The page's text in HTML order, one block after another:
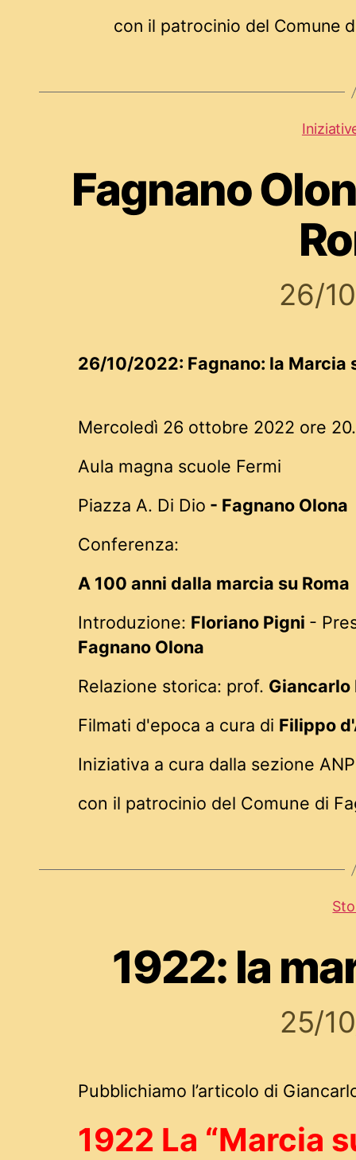
con il patrocinio del Comune
Fagnano
26/
26/10/2022: Fagnano: la Marcia
Mercoledì 26 ottobre 2022 ore
Aula magna scuole Fermi
Piazza A. Di Dio - Fagnano Olona
Conferenza:
A 100 anni dalla marcia su Roma
Introduzione: Floriano Pigni -
Fagnano Olona
Relazione storica: prof. Giancarlo
Filmati d'epoca a cura di Filippo
Iniziativa a cura dalla sezione
con il patrocinio del Comune di
1922: la
25/
Pubblichiamo l’articolo di
1922 La “Marcia